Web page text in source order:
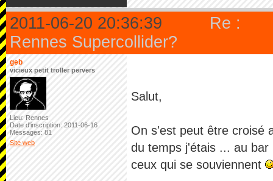
2011-06-20 20:36:39
Re :
Rennes Supercollider?
geb
vicieux petit troller pervers
Lieu: Rennes
Date d'inscription: 2011-06-16
Messages: 81
Site web
Salut,
On s'est peut être croisé
du temps j'étais ... au
ceux qui se souviennent